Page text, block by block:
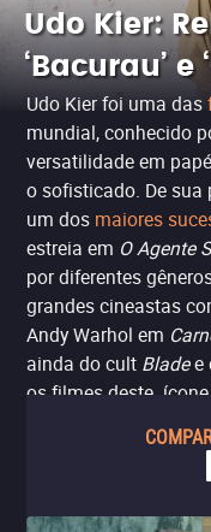
Udo Kier:
‘Bacurau’
Udo Kier foi uma das
mundial, conhecido
versatilidade em
o sofisticado. De sua
um dos maiores
estreia em O Agente
por diferentes
grandes cineastas
Andy Warhol em
ainda do cult Bladee
os filmes deste